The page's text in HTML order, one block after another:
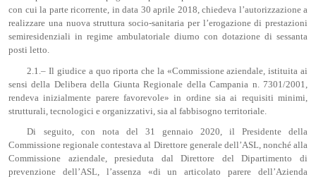
con cui la parte ricorrente, in data 30 aprile 2018, chiedeva l’autorizzazione a
realizzare una nuova struttura socio-sanitaria per l’erogazione di prestazioni
semiresidenziali in regime ambulatoriale diurno con dotazione di sessanta
posti letto.
2.1.– Il giudice a quo riporta che la «Commissione aziendale, istituita ai
sensi della Delibera della Giunta Regionale della Campania n. 7301/2001,
rendeva inizialmente parere favorevole» in ordine sia ai requisiti minimi,
strutturali, tecnologici e organizzativi, sia al fabbisogno territoriale.
Di seguito, con nota del 31 gennaio 2020, il Presidente della
Commissione regionale contestava al Direttore generale dell’ASL, nonché alla
Commissione aziendale, presieduta dal Direttore del Dipartimento di
prevenzione dell’ASL, l’assenza «di un articolato parere dell’Azienda